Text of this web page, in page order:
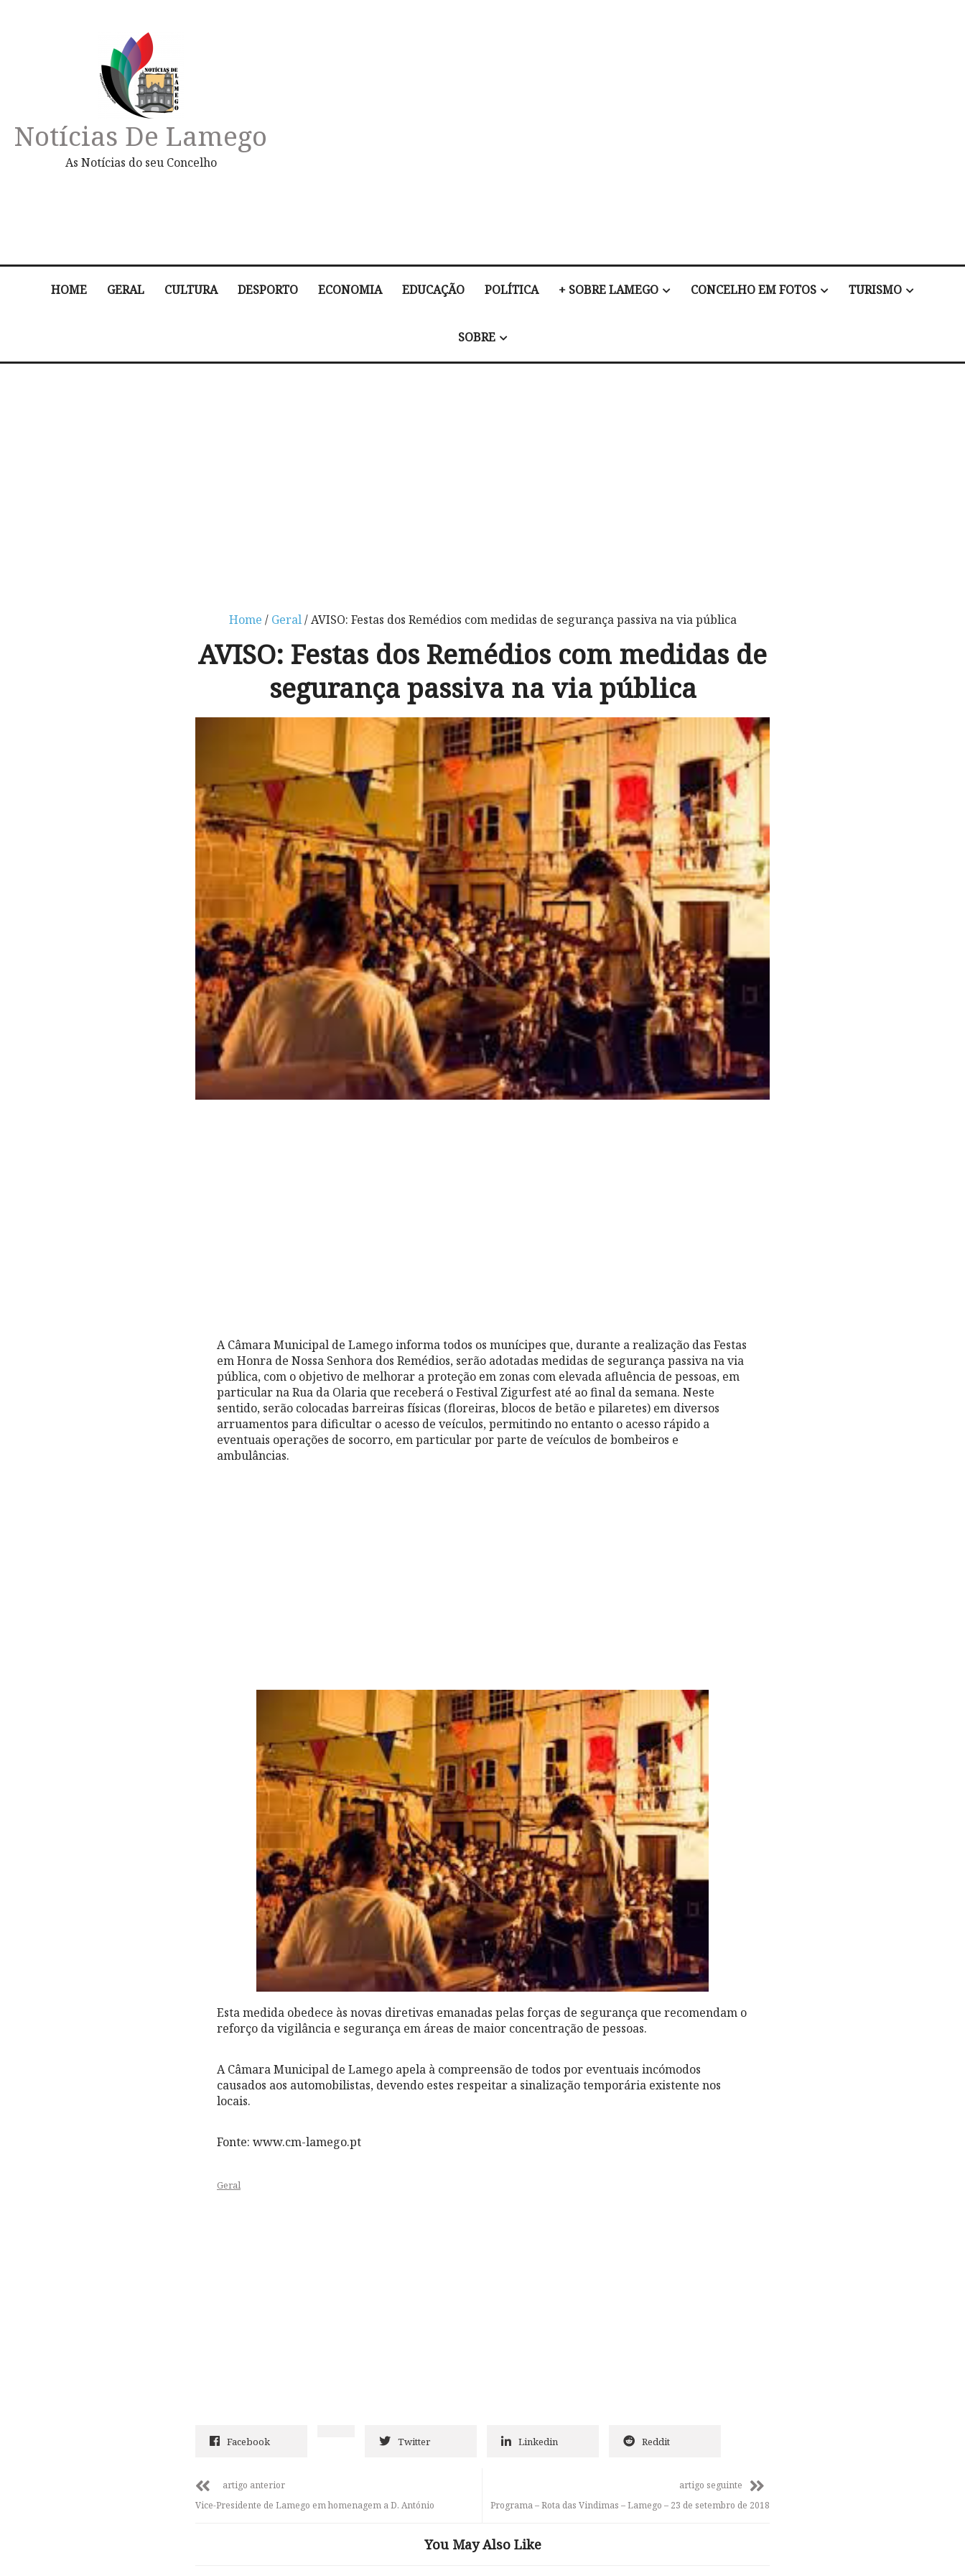
Notícias De Lamego
As Notícias do seu Concelho
HOME GERAL CULTURA DESPORTO ECONOMIA EDUCAÇÃO POLÍTICA + SOBRE LAMEGO CONCELHO EM FOTOS TURISMO
SOBRE
Home / Geral/ AVISO: Festas dos Remédios com medidas de segurança passiva na via pública
AVISO: Festas dos Remédios com medidas de
segurança passiva na via pública
A Câmara Municipal de Lamego informa todos os munícipes que, durante a realização das Festas
em Honra de Nossa Senhora dos Remédios, serão adotadas medidas de segurança passiva na via
pública, com o objetivo de melhorar a proteção em zonas com elevada afluência de pessoas, em
particular na Rua da Olaria que receberá o Festival Zigurfest até ao final da semana. Neste
sentido, serão colocadas barreiras físicas (floreiras, blocos de betão e pilaretes) em diversos
arruamentos para dificultar o acesso de veículos, permitindo no entanto o acesso rápido a
eventuais operações de socorro, em particular por parte de veículos de bombeiros e
ambulâncias.
Esta medida obedece às novas diretivas emanadas pelas forças de segurança que recomendam o
reforço da vigilância e segurança em áreas de maior concentração de pessoas.
A Câmara Municipal de Lamego apela à compreensão de todos por eventuais incómodos
causados aos automobilistas, devendo estes respeitar a sinalização temporária existente nos
locais.
Fonte: www.cm-lamego.pt
Geral
Facebook Twitter Linkedin Reddit
artigo anterior
Vice-Presidente de Lamego em homenagem a D. António
artigo seguinte
Programa – Rota das Vindimas – Lamego – 23 de setembro de 2018
You May Also Like